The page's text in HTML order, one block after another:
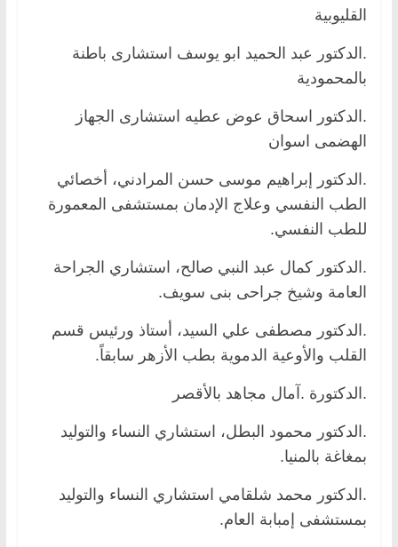
القليوبية
.الدكتور عبد الحميد ابو يوسف استشارى باطنة
بالمحمودية
.الدكتور اسحاق عوض عطيه استشارى الجهاز
الهضمى اسوان
.الدكتور إبراهيم موسى حسن المرادني، أخصائي
الطب النفسي وعلاج الإدمان بمستشفى المعمورة
للطب النفسي.
.الدكتور كمال عبد النبي صالح، استشاري الجراحة
العامة وشيخ جراحى بنى سويف.
.الدكتور مصطفى علي السيد، أستاذ ورئيس قسم
القلب والأوعية الدموية بطب الأزهر سابقاً.
.الدكتورة .آمال مجاهد بالأقصر
.الدكتور محمود البطل، استشاري النساء والتوليد
بمغاغة بالمنيا.
.الدكتور محمد شلقامي استشاري النساء والتوليد
بمستشفى إمبابة العام.